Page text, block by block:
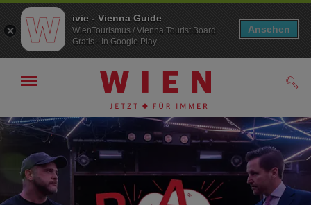
Zur
Navigation
Zum
Inhalt
Navigation
ivie - Vienna Guide
WienTourismus / Vienna Tourist Board
Gratis - In Google Play
Ansehen